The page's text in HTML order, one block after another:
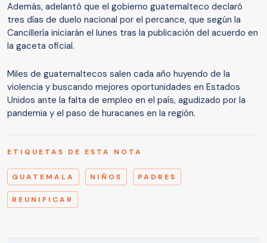
Además, adelantó que el gobierno guatemalteco declaró
tres días de duelo nacional por el percance, que según la
Cancillería iniciarán el lunes tras la publicación del acuerdo en
la gaceta oficial.
Miles de guatemaltecos salen cada año huyendo de la
violencia y buscando mejores oportunidades en Estados
Unidos ante la falta de empleo en el país, agudizado por la
pandemia y el paso de huracanes en la región.
ETIQUETAS DE ESTA NOTA
GUATEMALA NIÑOS PADRES
REUNIFICAR